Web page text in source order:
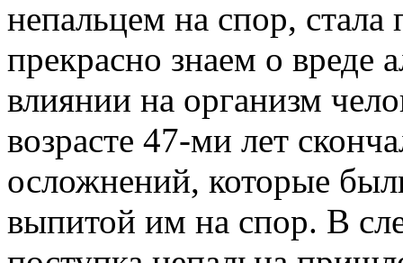
непальцем на спор,
прекрасно знаем о вреде
влиянии на организм
возрасте 47-ми лет
осложнений, которые
выпитой им на спор. В